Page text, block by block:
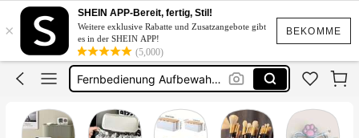
BEKOMME
×
SHEIN APP-Bereit, fertig, Stil!
Weitere exklusive Rabatte und Zusatzangebote gibt
es in der SHEIN APP!
(5,000)
Kabel Organizer
Kabelbox
Kabel Verstecken
Kabel Organizer